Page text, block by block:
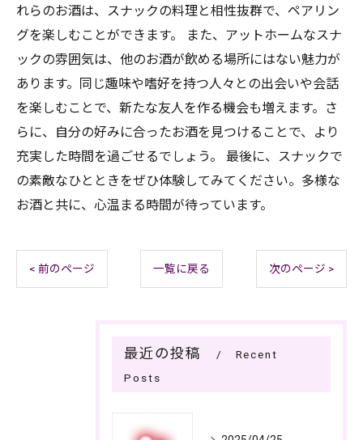
れらのお酒は、スナックの料理と相性抜群で、ペアリン
グを楽しむことができます。 また、アットホームなスナ
ックの雰囲気は、他のお酒が飲める場所にはない魅力が
あります。同じ趣味や嗜好を持つ人々との出会いや会話
を楽しむことで、新たな友人を作る機会も増えます。さ
らに、自分の好みに合ったお酒を見つけることで、より
充実した時間を過ごせるでしょう。 最後に、スナックで
の素敵なひとときをぜひ体験してみてください。多様な
お酒と共に、心温まる時間が待っています。
< 前のページ 一覧に戻る 次のページ >
最近の投稿
Recent
Posts